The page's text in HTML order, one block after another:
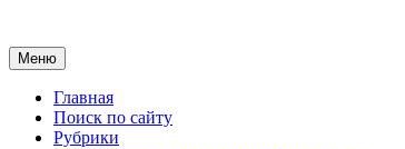
Меню
Главная
Поиск по сайту
Рубрики